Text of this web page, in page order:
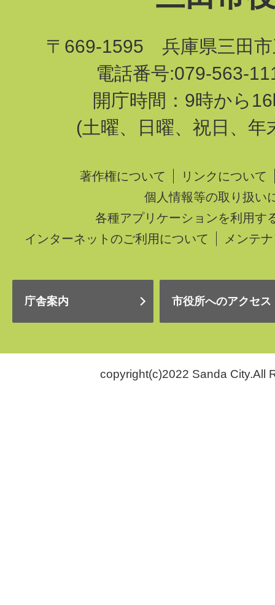
〒669-1595 兵庫県三田市
電話番号:079-563-
開庁時間：9時から
(土曜、日曜、祝日、年
著作権について
リンクについて
個人情報等の取り扱い
各種アプリケーションを利用す
インターネットのご利用について
メンテ
庁舎案内 市役所へのアクセス
copyright(c)2022 Sanda City.All